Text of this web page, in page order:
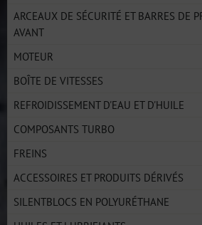
ARCEAUX DE SÉCURITÉ ET BARRES DE
AVANT
MOTEUR
BOÎTE DE VITESSES
REFROIDISSEMENT D'EAU ET D'HUILE
COMPOSANTS TURBO
FREINS
ACCESSOIRES ET PRODUITS DÉRIVÉS
SILENTBLOCS EN POLYURÉTHANE